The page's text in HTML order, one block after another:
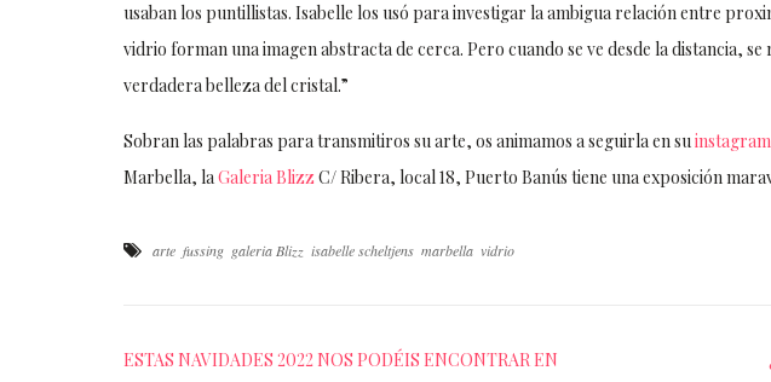
usaban los puntillistas. Isabelle los usó para investigar la ambigua relación entre
vidrio forman una imagen abstracta de cerca. Pero cuando se ve desde la distancia,
verdadera belleza del cristal.”
Sobran las palabras para transmitiros su arte, os animamos a seguirla en su instagram
Marbella, la Galeria Blizz C/ Ribera, local 18, Puerto Banús tiene una exposición
arte fussing galeria Blizz isabelle scheltjens marbella vidrio
ESTAS NAVIDADES 2022 NOS PODÉIS ENCONTRAR EN